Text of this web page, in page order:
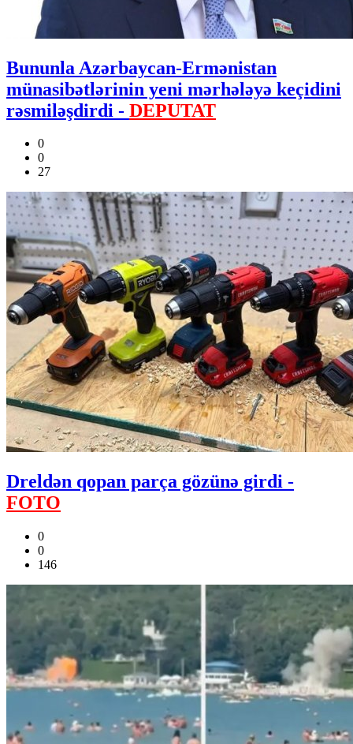
Bununla Azərbaycan-Ermənistan
münasibətlərinin yeni mərhələyə keçidini
rəsmiləşdirdi - DEPUTAT
0
0
27
Dreldən qopan parça gözünə girdi -
FOTO
0
0
146